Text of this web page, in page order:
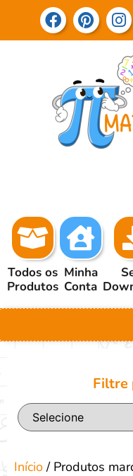
Todos os
Produtos
Minha
Conta
Filtre
Início / Produtos